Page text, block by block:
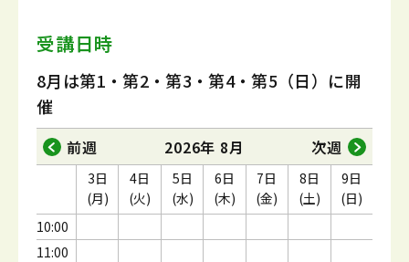
受講日時
8月は第1・第2・第3・第4・第5（日）に開
催
前週 2026年 8月 次週
10:00
11:00
3日
(月)
4日
(火)
5日
(水)
6日
(木)
7日
(金)
8日
(土)
9日
(日)